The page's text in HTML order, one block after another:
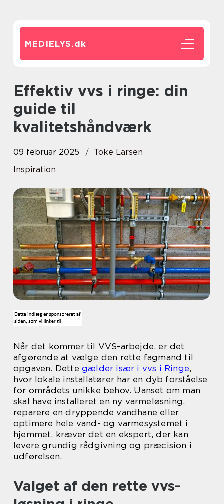
MEDIELYS.dk
Effektiv vvs i ringe: din
guide til
kvalitetshåndværk
09 februar 2025
Toke Larsen
Inspiration
Når det kommer til VVS-arbejde, er det
afgørende at vælge den rette fagmand til
opgaven. Dette gælder især i vvs i Ringe,
hvor lokale installatører har en dyb forståelse
for områdets unikke behov. Uanset om man
skal have installeret en ny varmeløsning,
reparere en dryppende vandhane eller
optimere hele vand- og varmesystemet i
hjemmet, kræver det en ekspert, der kan
levere grundig rådgivning og præcision i
udførelsen.
Valget af den rette vvs-